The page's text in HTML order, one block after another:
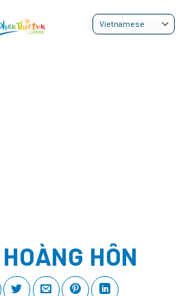
HOÀNG HÔN